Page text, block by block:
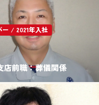
ー / 2021年入社
店前職：葬儀関係